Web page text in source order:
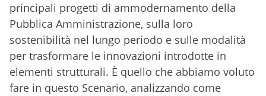
principali progetti di ammodernamento della
Pubblica Amministrazione, sulla loro
sostenibilità nel lungo periodo e sulle modalità
per trasformare le innovazioni introdotte in
elementi strutturali. È quello che abbiamo voluto
fare in questo Scenario, analizzando come